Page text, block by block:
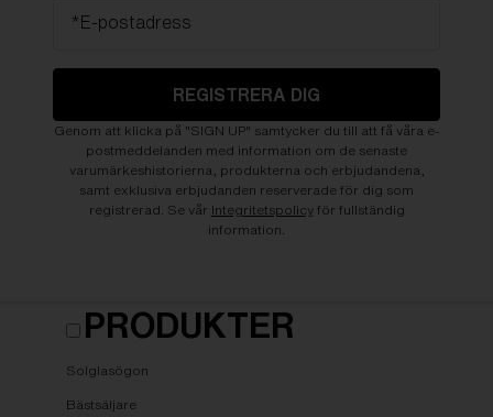
*E-postadress
REGISTRERA DIG
Genom att klicka på "SIGN UP" samtycker du till att få våra e-
postmeddelanden med information om de senaste
varumärkeshistorierna, produkterna och erbjudandena,
samt exklusiva erbjudanden reserverade för dig som
registrerad. Se vår Integritetspolicyför fullständig
information.
PRODUKTER
Solglasögon
Bästsäljare